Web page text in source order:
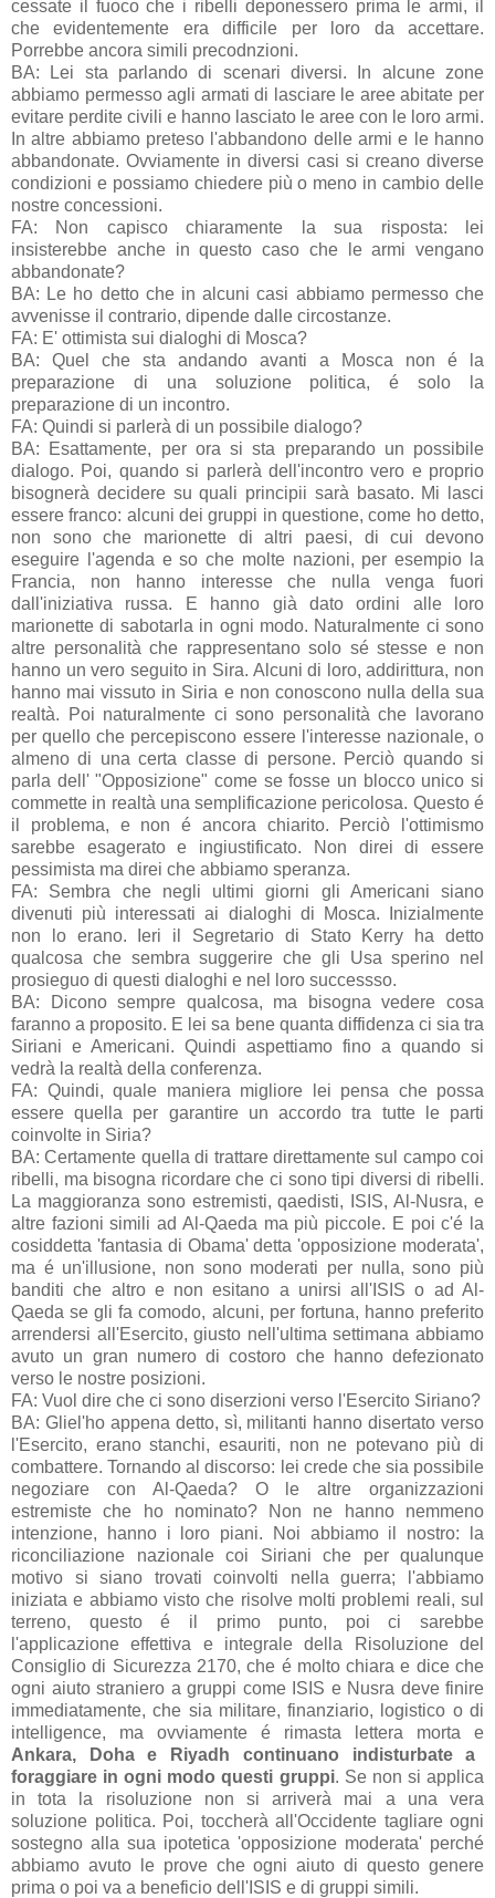
cessate il fuoco che i ribelli deponessero prima le armi, il
che evidentemente era difficile per loro da accettare.
Porrebbe ancora simili precodnzioni.
BA: Lei sta parlando di scenari diversi. In alcune zone
abbiamo permesso agli armati di lasciare le aree abitate per
evitare perdite civili e hanno lasciato le aree con le loro armi.
In altre abbiamo preteso l'abbandono delle armi e le hanno
abbandonate. Ovviamente in diversi casi si creano diverse
condizioni e possiamo chiedere più o meno in cambio delle
nostre concessioni.
FA: Non capisco chiaramente la sua risposta: lei
insisterebbe anche in questo caso che le armi vengano
abbandonate?
BA: Le ho detto che in alcuni casi abbiamo permesso che
avvenisse il contrario, dipende dalle circostanze.
FA: E' ottimista sui dialoghi di Mosca?
BA: Quel che sta andando avanti a Mosca non é la
preparazione di una soluzione politica, é solo la
preparazione di un incontro.
FA: Quindi si parlerà di un possibile dialogo?
BA: Esattamente, per ora si sta preparando un possibile
dialogo. Poi, quando si parlerà dell'incontro vero e proprio
bisognerà decidere su quali principii sarà basato. Mi lasci
essere franco: alcuni dei gruppi in questione, come ho detto,
non sono che marionette di altri paesi, di cui devono
eseguire l'agenda e so che molte nazioni, per esempio la
Francia, non hanno interesse che nulla venga fuori
dall'iniziativa russa. E hanno già dato ordini alle loro
marionette di sabotarla in ogni modo. Naturalmente ci sono
altre personalità che rappresentano solo sé stesse e non
hanno un vero seguito in Sira. Alcuni di loro, addirittura, non
hanno mai vissuto in Siria e non conoscono nulla della sua
realtà. Poi naturalmente ci sono personalità che lavorano
per quello che percepiscono essere l'interesse nazionale, o
almeno di una certa classe di persone. Perciò quando si
parla dell' "Opposizione" come se fosse un blocco unico si
commette in realtà una semplificazione pericolosa. Questo é
il problema, e non é ancora chiarito. Perciò l'ottimismo
sarebbe esagerato e ingiustificato. Non direi di essere
pessimista ma direi che abbiamo speranza.
FA: Sembra che negli ultimi giorni gli Americani siano
divenuti più interessati ai dialoghi di Mosca. Inizialmente
non lo erano. Ieri il Segretario di Stato Kerry ha detto
qualcosa che sembra suggerire che gli Usa sperino nel
prosieguo di questi dialoghi e nel loro successso.
BA: Dicono sempre qualcosa, ma bisogna vedere cosa
faranno a proposito. E lei sa bene quanta diffidenza ci sia tra
Siriani e Americani. Quindi aspettiamo fino a quando si
vedrà la realtà della conferenza.
FA: Quindi, quale maniera migliore lei pensa che possa
essere quella per garantire un accordo tra tutte le parti
coinvolte in Siria?
BA: Certamente quella di trattare direttamente sul campo coi
ribelli, ma bisogna ricordare che ci sono tipi diversi di ribelli.
La maggioranza sono estremisti, qaedisti, ISIS, Al-Nusra, e
altre fazioni simili ad Al-Qaeda ma più piccole. E poi c'é la
cosiddetta 'fantasia di Obama' detta 'opposizione moderata',
ma é un'illusione, non sono moderati per nulla, sono più
banditi che altro e non esitano a unirsi all'ISIS o ad Al-
Qaeda se gli fa comodo, alcuni, per fortuna, hanno preferito
arrendersi all'Esercito, giusto nell'ultima settimana abbiamo
avuto un gran numero di costoro che hanno defezionato
verso le nostre posizioni.
FA: Vuol dire che ci sono diserzioni verso l'Esercito Siriano?
BA: Gliel'ho appena detto, sì, militanti hanno disertato verso
l'Esercito, erano stanchi, esauriti, non ne potevano più di
combattere. Tornando al discorso: lei crede che sia possibile
negoziare con Al-Qaeda? O le altre organizzazioni
estremiste che ho nominato? Non ne hanno nemmeno
intenzione, hanno i loro piani. Noi abbiamo il nostro: la
riconciliazione nazionale coi Siriani che per qualunque
motivo si siano trovati coinvolti nella guerra; l'abbiamo
iniziata e abbiamo visto che risolve molti problemi reali, sul
terreno, questo é il primo punto, poi ci sarebbe
l'applicazione effettiva e integrale della Risoluzione del
Consiglio di Sicurezza 2170, che é molto chiara e dice che
ogni aiuto straniero a gruppi come ISIS e Nusra deve finire
immediatamente, che sia militare, finanziario, logistico o di
intelligence, ma ovviamente é rimasta lettera morta e
Ankara, Doha e Riyadh continuano indisturbate a
foraggiare in ogni modo questi gruppi. Se non si applica
in tota la risoluzione non si arriverà mai a una vera
soluzione politica. Poi, toccherà all'Occidente tagliare ogni
sostegno alla sua ipotetica 'opposizione moderata' perché
abbiamo avuto le prove che ogni aiuto di questo genere
prima o poi va a beneficio dell'ISIS e di gruppi simili.